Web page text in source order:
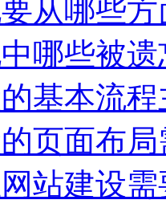
从哪些
哪些被
基本流
页面布
站建设